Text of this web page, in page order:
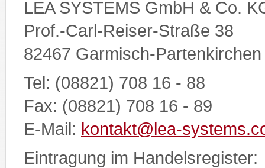
LEA SYSTEMS GmbH & Co.
Prof.-Carl-Reiser-Straße 38
82467 Garmisch-Partenkirchen
Tel: (08821) 708 16 - 88
Fax: (08821) 708 16 - 89
E-Mail: kontakt@lea-
Eintragung im Handelsregister: